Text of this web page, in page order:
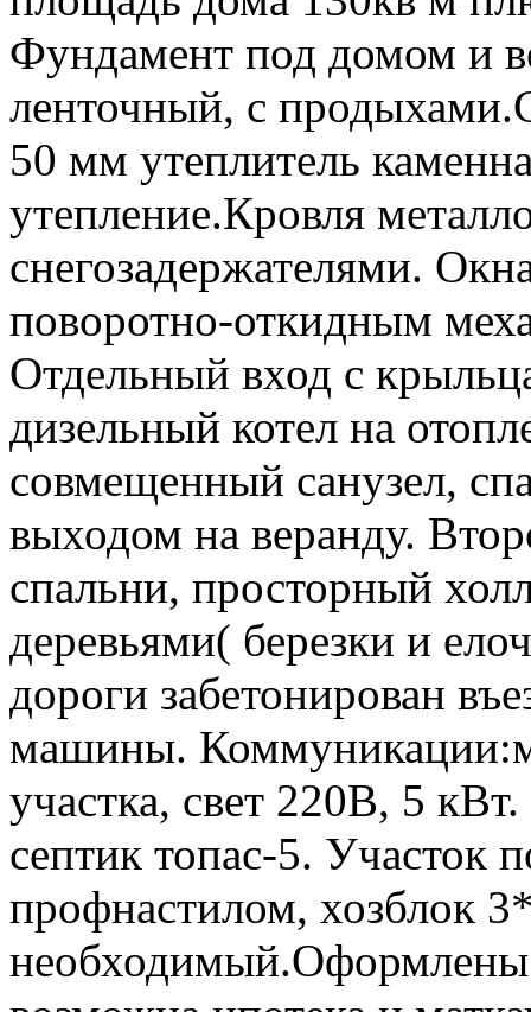
Фундамент под домом и
ленточный, с
50 мм утеплитель
утепление.Кровля
снегозадержателями.
поворотно-откидным
Отдельный вход с
дизельный котел на
совмещенный санузел,
выходом на веранду.
спальни, просторный
деревьями( березки и
дороги забетонирован
машины.
участка, свет 220В, 5
септик топас-5. Участок
профнастилом, хозблок